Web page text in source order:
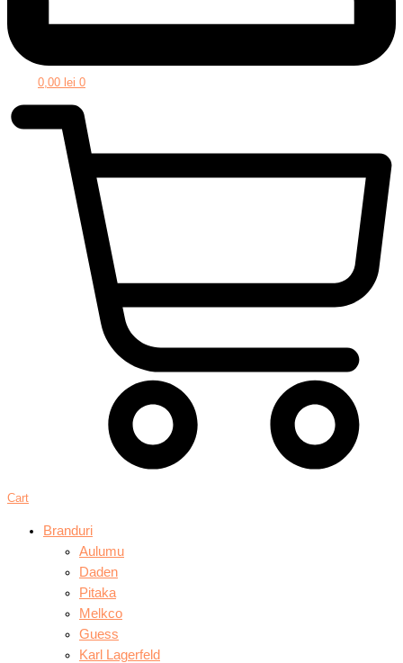
0,00 lei 0
Cart
Branduri
Aulumu
Daden
Pitaka
Melkco
Guess
Karl Lagerfeld